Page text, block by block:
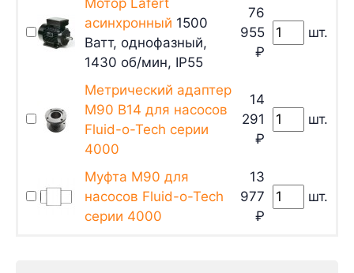
асинхронный 1500
Ватт, однофазный,
1430 об/мин, IP55
76
955
₽
шт.
Метрический адаптер
M90 B14 для насосов
Fluid-o-Tech серии
4000
14
291
₽
шт.
Муфта М90 для
насосов Fluid-o-Tech
серии 4000
13
977
₽
шт.